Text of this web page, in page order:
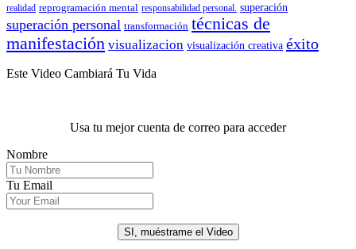
realidad reprogramación mental responsabilidad personal. superación
superación personal transformación técnicas de
manifestación visualizacion visualización creativa éxito
Este Video Cambiará Tu Vida
Usa tu mejor cuenta de correo para acceder
Nombre
Tu Email
SI, muéstrame el Video